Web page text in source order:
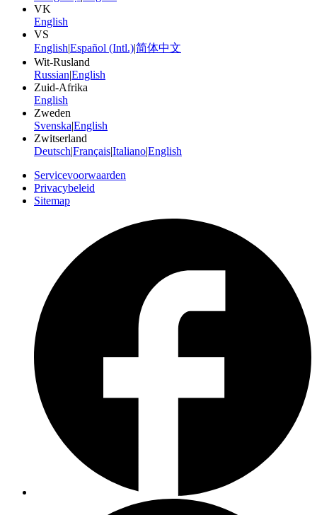
VK
English
VS
English|Español (Intl.)|简体中文
Wit-Rusland
Russian|English
Zuid-Afrika
English
Zweden
Svenska|English
Zwitserland
Deutsch|Français|Italiano|English
Servicevoorwaarden
Privacybeleid
Sitemap